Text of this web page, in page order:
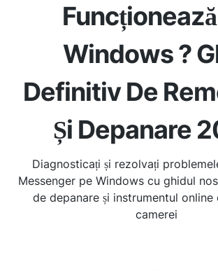
Windows ?
Definitiv De
Și Depanare
Diagnosticați și rezolvați
Messenger pe Windows cu ghidul
de depanare și instrumentul online
camerei